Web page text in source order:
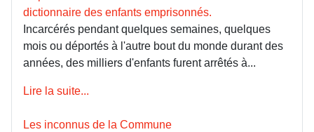
dictionnaire des enfants emprisonnés.
Incarcérés pendant quelques semaines, quelques
mois ou déportés à l'autre bout du monde durant des
années, des milliers d'enfants furent arrêtés à...
Lire la suite...
Les inconnus de la Commune